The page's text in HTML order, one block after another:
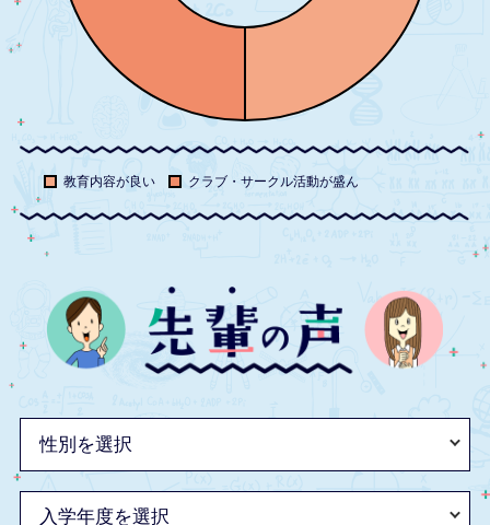
教育内容が良い クラブ・サークル活動が盛ん